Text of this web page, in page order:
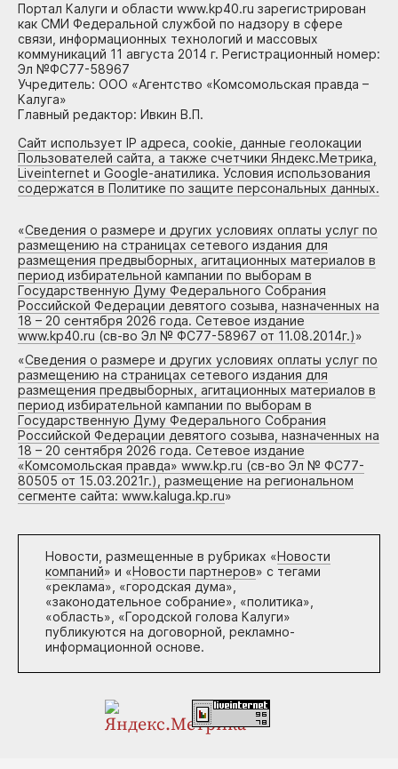
Портал Калуги и области www.kp40.ru зарегистрирован
как СМИ Федеральной службой по надзору в сфере
связи, информационных технологий и массовых
коммуникаций 11 августа 2014 г. Регистрационный номер:
Эл №ФС77-58967
Учредитель: ООО «Агентство «Комсомольская правда –
Калуга»
Главный редактор: Ивкин В.П.
Сайт использует IP адреса, cookie, данные геолокации
Пользователей сайта, а также счетчики Яндекс.Метрика,
Liveinternet и Google-анатилика. Условия использования
содержатся в Политике по защите персональных данных.
«Сведения о размере и других условиях оплаты услуг по
размещению на страницах сетевого издания для
размещения предвыборных, агитационных материалов в
период избирательной кампании по выборам в
Государственную Думу Федерального Собрания
Российской Федерации девятого созыва, назначенных на
18 – 20 сентября 2026 года. Сетевое издание
www.kp40.ru (св-во Эл № ФС77-58967 от 11.08.2014г.)»
«Сведения о размере и других условиях оплаты услуг по
размещению на страницах сетевого издания для
размещения предвыборных, агитационных материалов в
период избирательной кампании по выборам в
Государственную Думу Федерального Собрания
Российской Федерации девятого созыва, назначенных на
18 – 20 сентября 2026 года. Сетевое издание
«Комсомольская правда» www.kp.ru (св-во Эл № ФС77-
80505 от 15.03.2021г.), размещение на региональном
сегменте сайта: www.kaluga.kp.ru»
Новости, размещенные в рубриках «Новости
компаний» и «Новости партнеров» с тегами
«реклама», «городская дума»,
«законодательное собрание», «политика»,
«область», «Городской голова Калуги»
публикуются на договорной, рекламно-
информационной основе.